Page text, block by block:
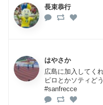
長束恭行
はやさか
広島に加入してく
ピロとかソティど
#sanfrecce